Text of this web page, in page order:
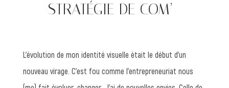
—— STRATÉGIE DE COM’
L’évolution de mon identité visuelle était le début d’un
nouveau virage. C’est fou comme l’entrepreneuriat nous